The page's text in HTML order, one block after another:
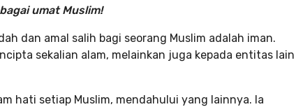
umat Muslim!
dan amal salih bagi seorang Muslim adalah iman.
sekalian alam, melainkan juga kepada entitas lain
hati setiap Muslim, mendahului yang lainnya. Ia